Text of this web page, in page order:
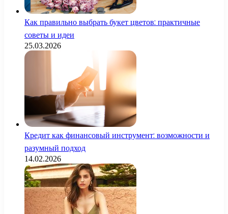
Как правильно выбрать букет цветов: практичные
советы и идеи
25.03.2026
Кредит как финансовый инструмент: возможности и
разумный подход
14.02.2026